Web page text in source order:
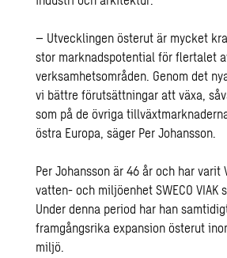
– Utvecklingen österut är mycket
stor marknadspotential för flertalet
verksamhetsområden. Genom det
vi bättre förutsättningar att växa,
som på de övriga
östra Europa, säger Per Johansson.
Per Johansson är 46 år och har varit
vatten- och miljöenhet SWECO VIAK
Under denna period har han
framgångsrika expansion österut
miljö.